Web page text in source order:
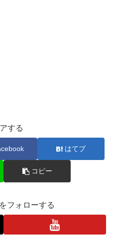
する
はてブ
コピー
フォローする